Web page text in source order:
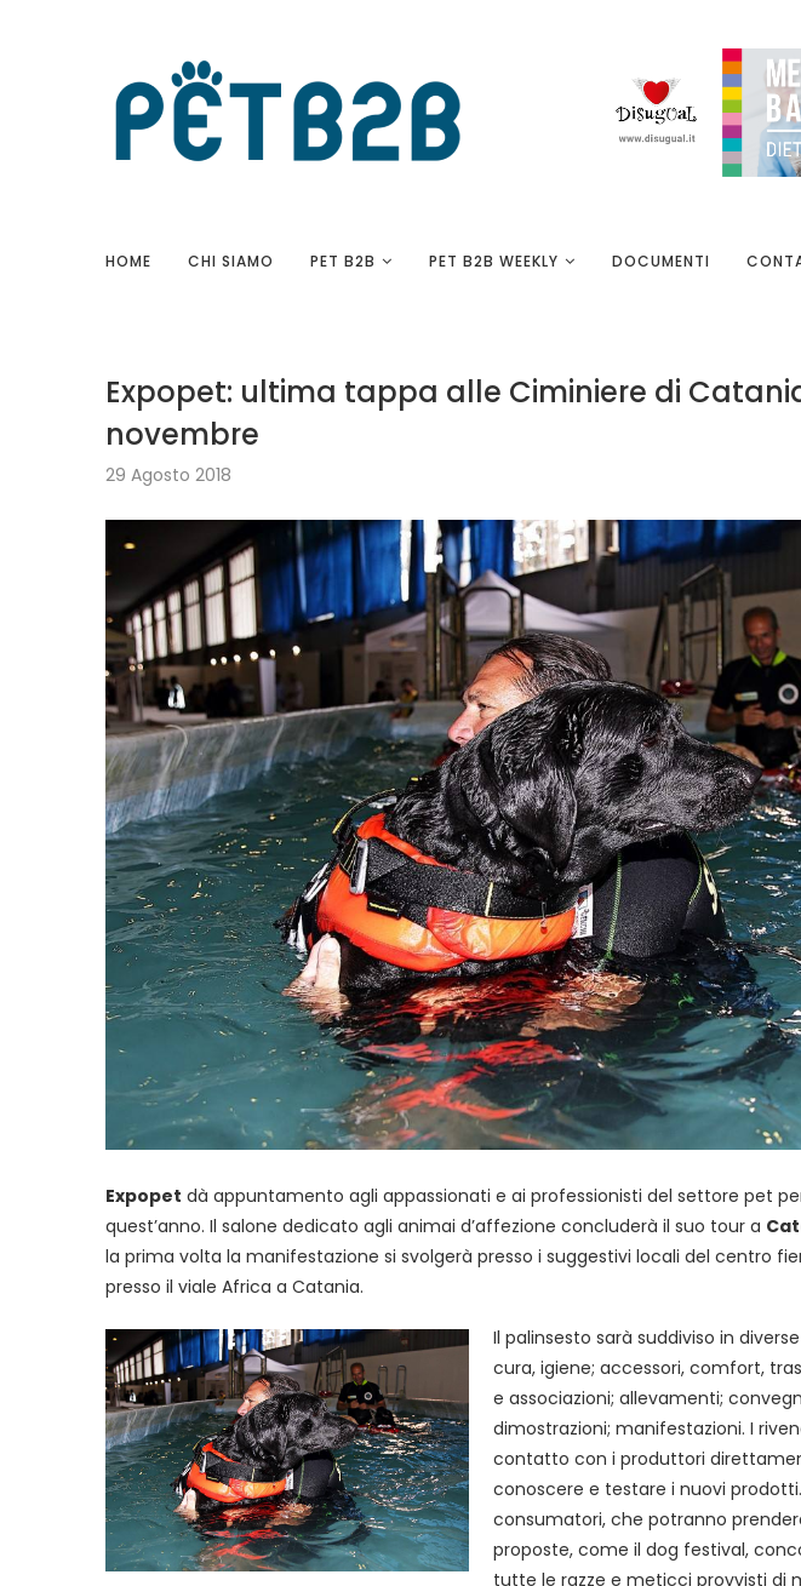
HOME CHI SIAMO PET B2B PET B2B WEEKLY DOCUMENTI
Expopet: ultima tappa alle Ciminiere di
novembre
29 Agosto 2018
Expopet dà appuntamento agli appassionati e ai professionisti del settore pet
quest’anno. Il salone dedicato agli animai d’affezione concluderà il suo tour a
la prima volta la manifestazione si svolgerà presso i suggestivi locali del centro
presso il viale Africa a Catania.
Il palinsesto sarà suddiviso in
cura, igiene; accessori, comfort,
e associazioni; allevamenti;
dimostrazioni; manifestazioni. I
contatto con i produttori
conoscere e testare i nuovi
consumatori, che potranno
proposte, come il dog festival,
tutte le razze e meticci provvisti di